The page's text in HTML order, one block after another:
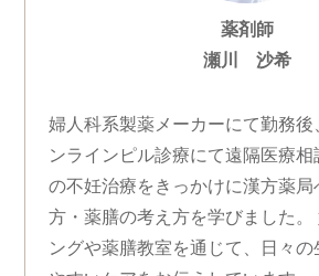
薬剤師
瀬川 沙希
婦人科系製薬メーカーにて勤務後
ンラインピル診療にて遠隔医療相
の不妊治療をきっかけに漢方薬局
方・薬膳の考え方を学びました。
ングや薬膳教室を通じて、日々